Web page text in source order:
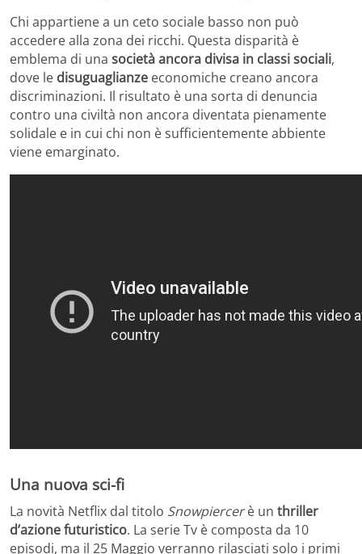
Chi appartiene a un ceto sociale basso non può
accedere alla zona dei ricchi. Questa disparità è
emblema di una società ancora divisa in classi sociali,
dove le disuguaglianze economiche creano ancora
discriminazioni. Il risultato è una sorta di denuncia
contro una civiltà non ancora diventata pienamente
solidale e in cui chi non è sufficientemente abbiente
viene emarginato.
Una nuova sci-fi
La novità Netflix dal titolo Snowpiercerè un thriller
d’azione futuristico. La serie Tv è composta da 10
episodi, ma il 25 Maggio verranno rilasciati solo i primi